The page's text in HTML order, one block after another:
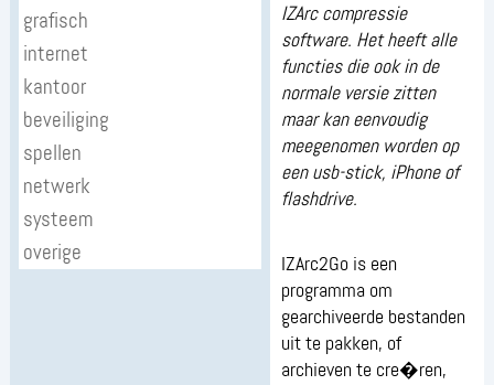
grafisch
internet
kantoor
beveiliging
spellen
netwerk
systeem
overige
IZArc compressie
software. Het heeft alle
functies die ook in de
normale versie zitten
maar kan eenvoudig
meegenomen worden op
een usb-stick, iPhone of
flashdrive.
IZArc2Go is een
programma om
gearchiveerde bestanden
uit te pakken, of
archieven te cre�ren,